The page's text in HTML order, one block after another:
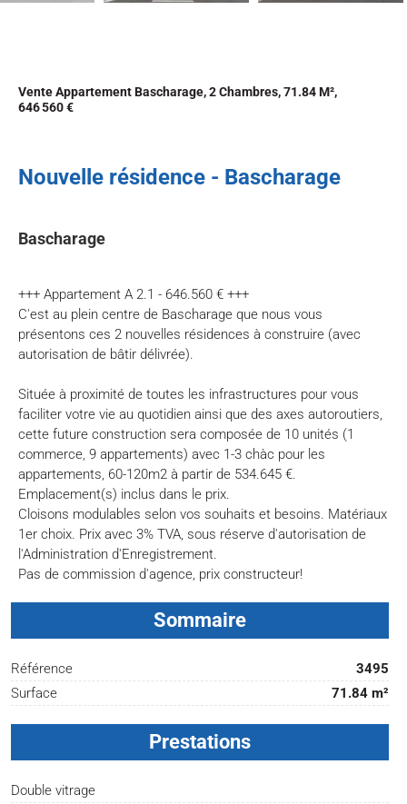
Vente Appartement Bascharage, 2 Chambres, 71.84 M²,
646 560 €
Nouvelle résidence - Bascharage
Bascharage
+++ Appartement A 2.1 - 646.560 € +++
C'est au plein centre de Bascharage que nous vous
présentons ces 2 nouvelles résidences à construire (avec
autorisation de bâtir délivrée).
Située à proximité de toutes les infrastructures pour vous
faciliter votre vie au quotidien ainsi que des axes autoroutiers,
cette future construction sera composée de 10 unités (1
commerce, 9 appartements) avec 1-3 chàc pour les
appartements, 60-120m2 à partir de 534.645 €.
Emplacement(s) inclus dans le prix.
Cloisons modulables selon vos souhaits et besoins. Matériaux
1er choix. Prix avec 3% TVA, sous réserve d'autorisation de
l'Administration d'Enregistrement.
Pas de commission d'agence, prix constructeur!
Sommaire
Référence
3495
Surface
71.84 m²
Prestations
Double vitrage